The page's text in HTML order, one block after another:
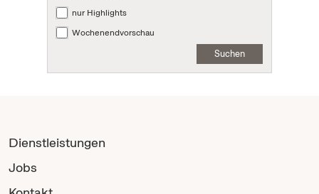
nur Highlights
Wochenendvorschau
Suchen
Dienstleistungen
Jobs